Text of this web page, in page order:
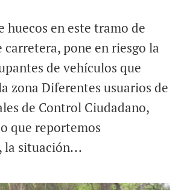
huecos en este tramo de
carretera, pone en riesgo la
de vehículos que
zona Diferentes usuarios de
de Control Ciudadano,
que reportemos
la situación...